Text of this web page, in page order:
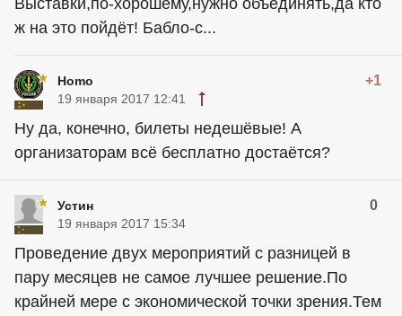
Выставки,по-хорошему,нужно объединять,да кто
ж на это пойдёт! Бабло-с...
Homo +1
19 января 2017 12:41
Ну да, конечно, билеты недешёвые! А
организаторам всё бесплатно достаётся?
Устин 0
19 января 2017 15:34
Проведение двух мероприятий с разницей в
пару месяцев не самое лучшее решение.По
крайней мере с экономической точки зрения.Тем